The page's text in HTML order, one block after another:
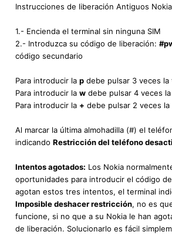
Instrucciones de liberación Antiguos
1.- Encienda el terminal sin ninguna SIM
2.- Introduzca su código de liberación:
código secundario
Para introducir la p debe pulsar 3 veces
Para introducir la w debe pulsar 4 veces
Para introducir la + debe pulsar 2 veces
Al marcar la última almohadilla (#) el
indicando Restricción del teléfono
Intentos agotados: Los Nokia
oportunidades para introducir el código
agotan estos tres intentos, el terminal
Imposible deshacer restricción, no es
funcione, si no que a su Nokia le han
de liberación. Solucionarlo es fácil